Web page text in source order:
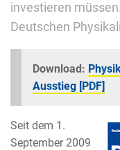
investieren
Deutschen
Download:
Ausstieg [PDF]
Seit dem 1.
September 2009